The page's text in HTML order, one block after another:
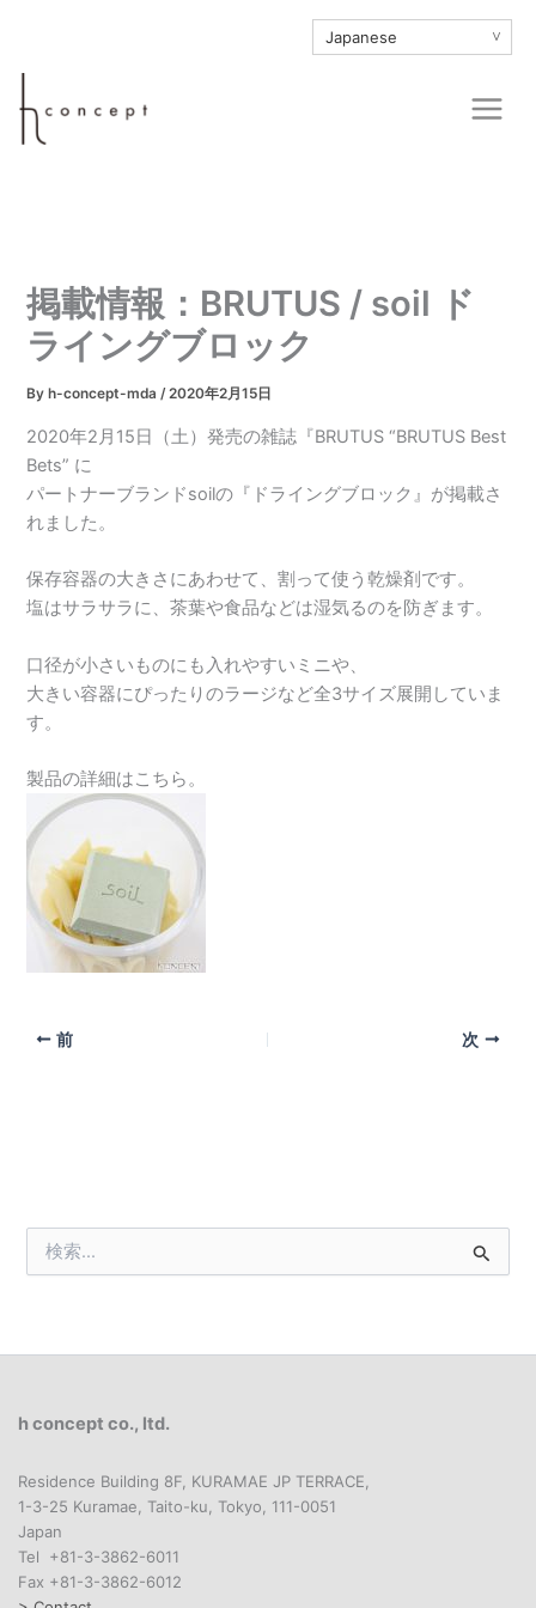
∨
掲載情報：BRUTUS / soil ド
ライングブロック
By h-concept-mda/2020年2月15日
2020年2月15日（土）発売の雑誌『BRUTUS “BRUTUS Best
Bets” に
パートナーブランドsoilの『ドライングブロック』が掲載さ
れました。
保存容器の大きさにあわせて、割って使う乾燥剤です。
塩はサラサラに、茶葉や食品などは湿気るのを防ぎます。
口径が小さいものにも入れやすいミニや、
大きい容器にぴったりのラージなど全3サイズ展開していま
す。
製品の詳細はこちら。
前 次
索
h concept co., ltd.
Residence Building 8F, KURAMAE JP TERRACE,
1-3-25 Kuramae, Taito-ku, Tokyo, 111-0051
Japan
Tel +81-3-3862-6011
Fax +81-3-3862-6012